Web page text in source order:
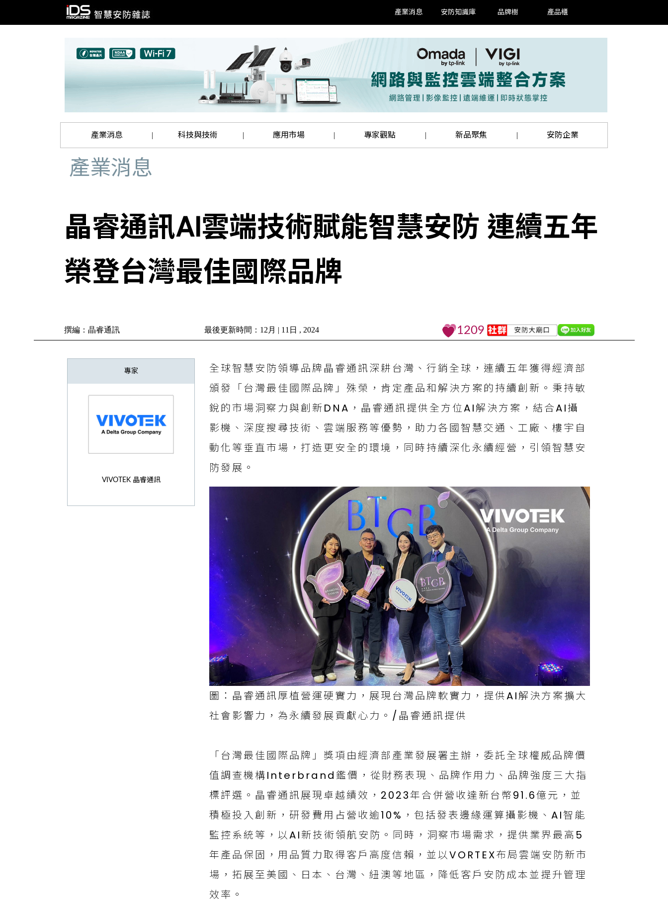
產業消息 安防知識庫 品牌樹 產品櫃
產業消息 | 科技與技術 | 應用市場 | 專家觀點 | 新品聚焦 | 安防企業
產業消息
晶睿通訊AI雲端技術賦能智慧安防 連續五年
榮登台灣最佳國際品牌
撰編：晶睿通訊 最後更新時間：12月 | 11日 , 2024 1209
專家
VIVOTEK 晶睿通訊
全球智慧安防領導品牌晶睿通訊深耕台灣、行銷全球，連續五年獲得經濟部
頒發「台灣最佳國際品牌」殊榮，肯定產品和解決方案的持續創新。秉持敏
銳的市場洞察力與創新DNA，晶睿通訊提供全方位AI解決方案，結合AI攝
影機、深度搜尋技術、雲端服務等優勢，助力各國智慧交通、工廠、樓宇自
動化等垂直市場，打造更安全的環境，同時持續深化永續經營，引領智慧安
防發展。
圖：晶睿通訊厚植營運硬實力，展現台灣品牌軟實力，提供AI解決方案擴大
社會影響力，為永續發展貢獻心力。/晶睿通訊提供
「台灣最佳國際品牌」獎項由經濟部產業發展署主辦，委託全球權威品牌價
值調查機構Interbrand鑑價，從財務表現、品牌作用力、品牌強度三大指
標評選。晶睿通訊展現卓越績效，2023年合併營收達新台幣91.6億元，並
積極投入創新，研發費用占營收逾10%，包括發表邊緣運算攝影機、AI智能
監控系統等，以AI新技術領航安防。同時，洞察市場需求，提供業界最高5
年產品保固，用品質力取得客戶高度信賴，並以VORTEX布局雲端安防新市
場，拓展至美國、日本、台灣、紐澳等地區，降低客戶安防成本並提升管理
效率。